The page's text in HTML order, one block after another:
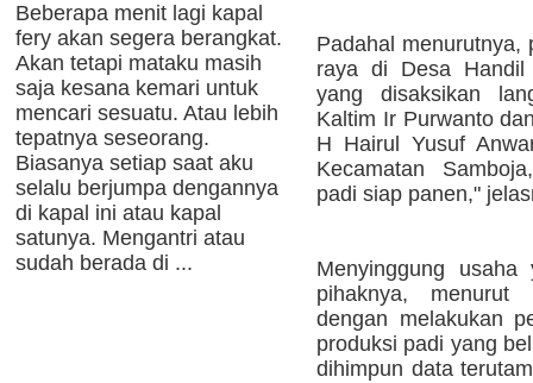
Beberapa menit lagi kapal
fery akan segera berangkat.
Akan tetapi mataku masih
saja kesana kemari untuk
mencari sesuatu. Atau lebih
tepatnya seseorang.
Biasanya setiap saat aku
selalu berjumpa dengannya
di kapal ini atau kapal
satunya. Mengantri atau
sudah berada di ...
Padahal menurutnya,
raya di Desa Handil
yang disaksikan
Kaltim Ir Purwanto
H Hairul Yusuf
Kecamatan
padi siap panen,"
Menyinggung
pihaknya, menurut
dengan melakukan
produksi padi yang
dihimpun data